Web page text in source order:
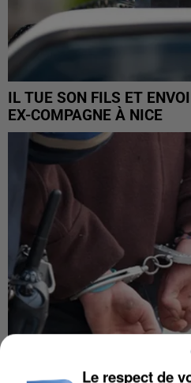
IL TUE SON FILS ET
EX-COMPAGNE À NICE
Le respect de